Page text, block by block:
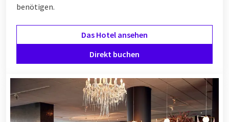
benötigen.
Das Hotel ansehen
Direkt buchen